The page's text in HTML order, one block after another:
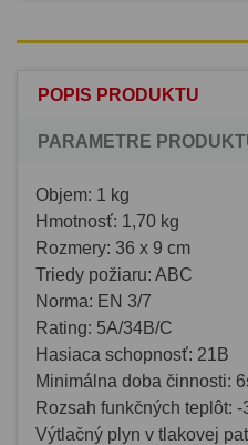
POPIS PRODUKTU
PARAMETRE
Objem: 1 kg
Hmotnosť: 1,70 kg
Rozmery: 36 x 9 cm
Triedy požiaru: ABC
Norma: EN 3/7
Rating: 5A/34B/C
Hasiaca schopnosť: 21B
Minimálna doba činnosti:
Rozsah funkčných teplôt: -
Výtlačný plyn v tlakovej